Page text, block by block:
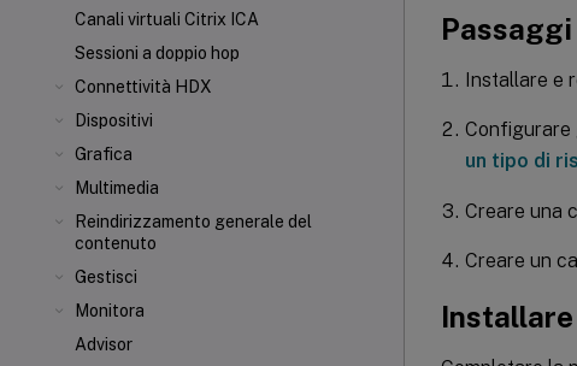
Canali virtuali Citrix ICA
Sessioni a doppio hop
Connettività HDX
Dispositivi
Grafica
Multimedia
Reindirizzamento generale del
contenuto
Gestisci
Monitora
Advisor
Installare e
Configurare
un tipo di
Creare una
Creare un